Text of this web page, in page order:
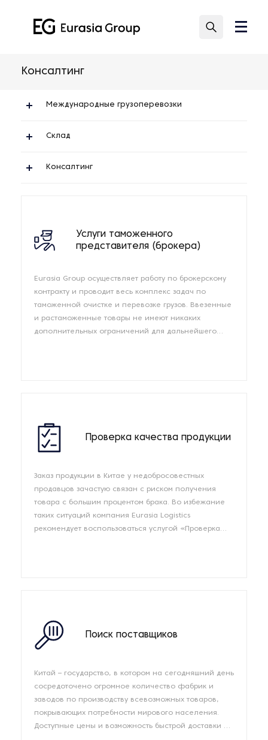
Консалтинг
Международные грузоперевозки
Склад
Консалтинг
Услуги таможенного
представителя (брокера)
Eurasia Group осуществляет работу по брокерскому
контракту и проводит весь комплекс задач по
таможенной очистке и перевозке грузов. Ввезенные
и растаможенные товары не имеют никаких
дополнительных ограничений для дальнейшего
Проверка качества продукции
Заказ продукции в Китае у недобросовестных
продавцов зачастую связан с риском получения
товара с большим процентом брака. Во избежание
таких ситуаций компания Eurasia Logistics
рекомендует воспользоваться услугой «Проверка
Поиск поставщиков
Китай – государство, в котором на сегодняшний день
сосредоточено огромное количество фабрик и
заводов по производству всевозможных товаров,
покрывающих потребности мирового населения.
Доступные цены и возможность быстрой доставки в